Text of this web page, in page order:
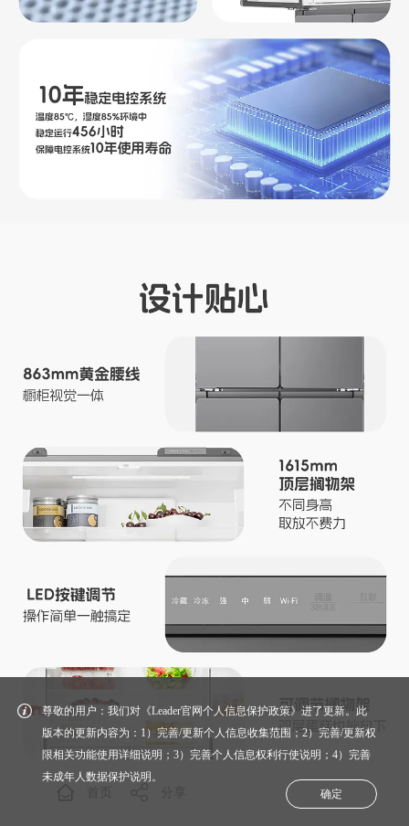
尊敬的用户：我们对《Leader官网个人信息保护政策》进了更新。此
版本的更新内容为：1）完善/更新个人信息收集范围；2）完善/更新权
限相关功能使用详细说明；3）完善个人信息权利行使说明；4）完善
未成年人数据保护说明。
确定